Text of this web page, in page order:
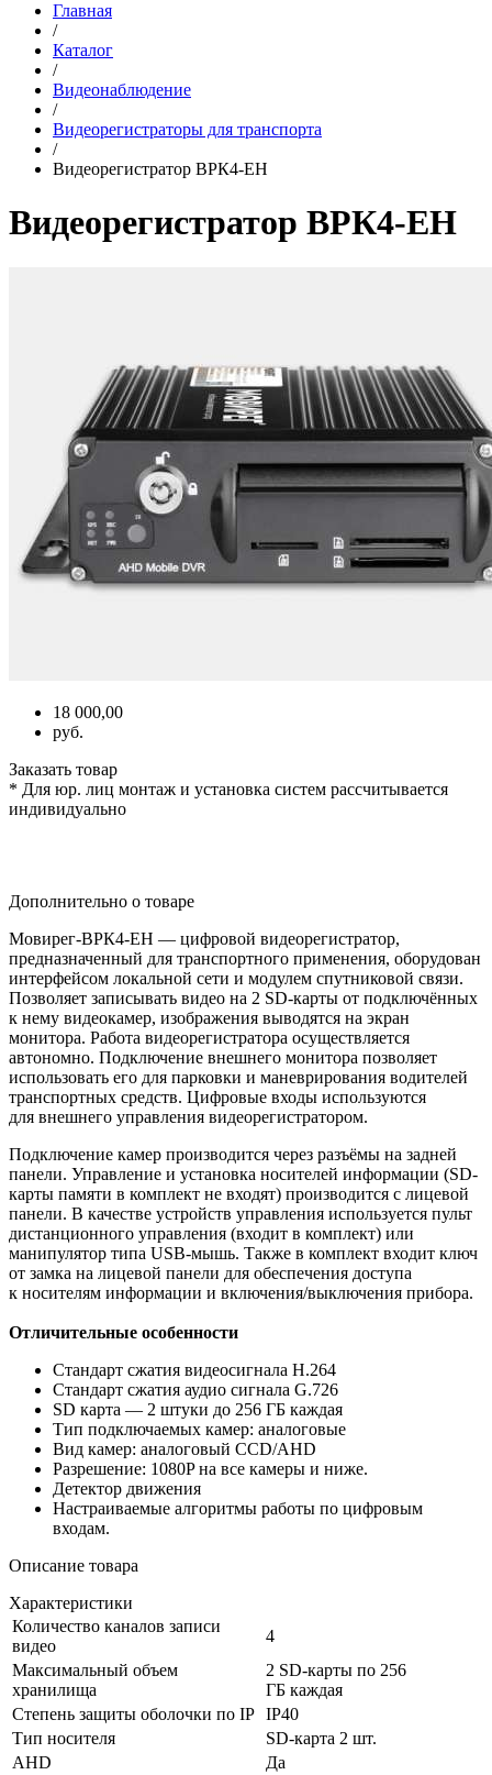
Главная
/
Каталог
/
Видеонаблюдение
/
Видеорегистраторы для транспорта
/
Видеорегистратор ВРК4-ЕН
Видеорегистратор ВРК4-ЕН
18 000,00
руб.
Заказать товар
* Для юр. лиц монтаж и установка систем рассчитывается
индивидуально
Дополнительно о товаре
Мовирег-ВРК4-EH — цифровой видеорегистратор,
предназначенный для транспортного применения, оборудован
интерфейсом локальной сети и модулем спутниковой связи.
Позволяет записывать видео на 2 SD-карты от подключённых
к нему видеокамер, изображения выводятся на экран
монитора. Работа видеорегистратора осуществляется
автономно. Подключение внешнего монитора позволяет
использовать его для парковки и маневрирования водителей
транспортных средств. Цифровые входы используются
для внешнего управления видеорегистратором.
Подключение камер производится через разъёмы на задней
панели. Управление и установка носителей информации (SD-
карты памяти в комплект не входят) производится с лицевой
панели. В качестве устройств управления используется пульт
дистанционного управления (входит в комплект) или
манипулятор типа USB-мышь. Также в комплект входит ключ
от замка на лицевой панели для обеспечения доступа
к носителям информации и включения/выключения прибора.
Отличительные особенности
Стандарт сжатия видеосигнала H.264
Стандарт сжатия аудио сигнала G.726
SD карта — 2 штуки до 256 ГБ каждая
Тип подключаемых камер: аналоговые
Вид камер: аналоговый CCD/AHD
Разрешение: 1080P на все камеры и ниже.
Детектор движения
Настраиваемые алгоритмы работы по цифровым
входам.
Описание товара
Характеристики
Количество каналов записи
видео
4
Максимальный объем
хранилища
2 SD-карты по 256
ГБ каждая
Степень защиты оболочки по IP IP40
Тип носителя
SD-карта 2 шт.
AHD
Да